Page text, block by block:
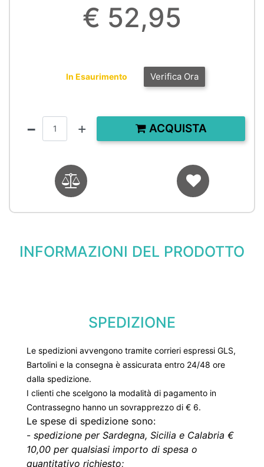
€ 52,95
Verifica Ora
In Esaurimento
QuantitàACQUISTA
INFORMAZIONI DEL PRODOTTO
SPEDIZIONE
Le spedizioni avvengono tramite corrieri espressi GLS,
Bartolini e la consegna è assicurata entro 24/48 ore
dalla spedizione.
I clienti che scelgono la modalità di pagamento in
Contrassegno hanno un sovrapprezzo di € 6.
Le spese di spedizione sono:
- spedizione per Sardegna, Sicilia e Calabria €
10,00 per qualsiasi importo di spesa o
quantitativo richiesto;